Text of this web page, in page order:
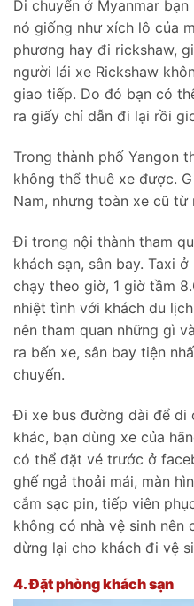
Di chuyển ở Myanmar
nó giống như xích lô của
phương hay đi rickshaw,
người lái xe Rickshaw
giao tiếp. Do đó bạn có
ra giấy chỉ dẫn đi lại rồi
Trong thành phố Yangon
không thể thuê xe được.
Nam, nhưng toàn xe cũ từ
Đi trong nội thành tham
khách sạn, sân bay. Taxi
chạy theo giờ, 1 giờ tầm
nhiệt tình với khách du
nên tham quan những gì
ra bến xe, sân bay tiện
chuyến.
Đi xe bus đường dài để di
khác, bạn dùng xe của
có thể đặt vé trước ở
ghế ngả thoải mái, màn
cắm sạc pin, tiếp viên
không có nhà vệ sinh nên
dừng lại cho khách đi vệ
4.Đặt phòng khách sạn